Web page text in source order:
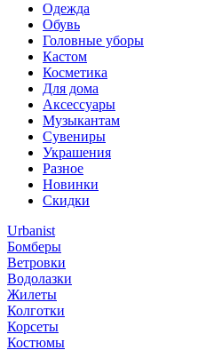
Одежда
Обувь
Головные уборы
Кастом
Косметика
Для дома
Аксессуары
Музыкантам
Сувениры
Украшения
Разное
Новинки
Скидки
Urbanist
Бомберы
Ветровки
Водолазки
Жилеты
Колготки
Корсеты
Костюмы